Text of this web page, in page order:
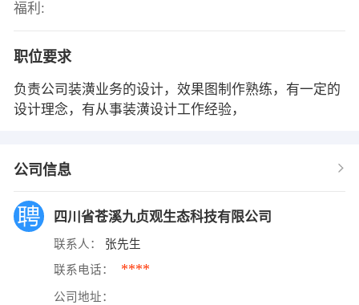
福利:
职位要求
负责公司装潢业务的设计，效果图制作熟练，有一定的
设计理念，有从事装潢设计工作经验，
公司信息
四川省苍溪九贞观生态科技有限公司
联系人： 张先生
联系电话： ****
公司地址：